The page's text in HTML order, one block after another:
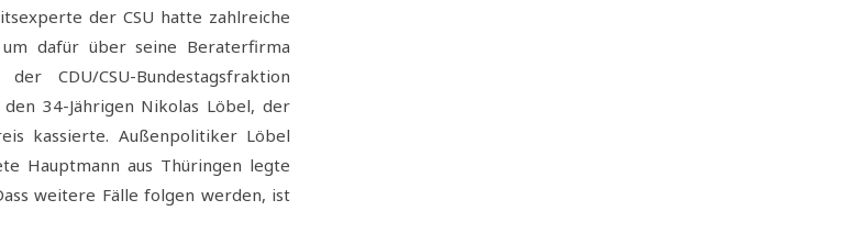
der CSU hatte zahlreiche
um dafür über seine Beraterfirma
CDU/CSU-Bundestagsfraktion
34-Jährigen Nikolas Löbel, der
kassierte. Außenpolitiker Löbel
Hauptmann aus Thüringen legte
weitere Fälle folgen werden, ist